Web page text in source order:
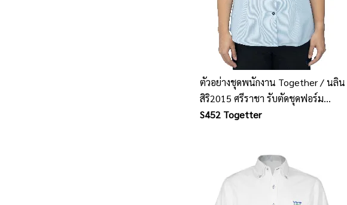
ตัวอย่างชุดพนักงาน Together / นลิน
สิริ2015 ศรีราชา รับตัดชุดฟอร์ม
พนักงานทุกประเภท
S452 Togetter